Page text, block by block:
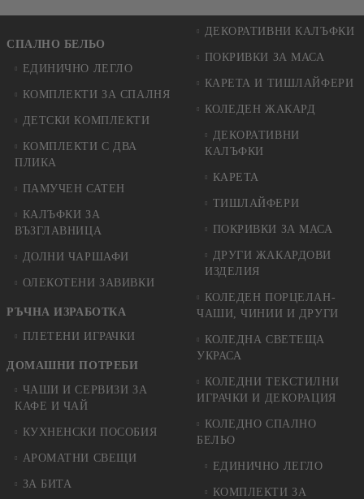
СПАЛНО БЕЛЬО
ЕДИНИЧНО ЛЕГЛО
КОМПЛЕКТИ ЗА СПАЛНЯ
ДЕТСКИ КОМПЛЕКТИ
КОМПЛЕКТИ С ДВА
ПЛИКА
ПАМУЧЕН САТЕН
КАЛЪФКИ ЗА
ВЪЗГЛАВНИЦА
ДОЛНИ ЧАРШАФИ
ОЛЕКОТЕНИ ЗАВИВКИ
РЪЧНА ИЗРАБОТКА
ПЛЕТЕНИ ИГРАЧКИ
ДОМАШНИ ПОТРЕБИ
ЧАШИ И СЕРВИЗИ ЗА
КАФЕ И ЧАЙ
КУХНЕНСКИ ПОСОБИЯ
АРОМАТНИ СВЕЩИ
ЗА БИТА
ДЕКОРАТИВНИ КАЛЪФКИ
ПОКРИВКИ ЗА МАСА
КАРЕТА И ТИШЛАЙФЕРИ
КОЛЕДЕН ЖАКАРД
ДЕКОРАТИВНИ
КАЛЪФКИ
КАРЕТА
ТИШЛАЙФЕРИ
ПОКРИВКИ ЗА МАСА
ДРУГИ ЖАКАРДОВИ
ИЗДЕЛИЯ
КОЛЕДЕН ПОРЦЕЛАН-
ЧАШИ, ЧИНИИ И ДРУГИ
КОЛЕДНА СВЕТЕЩА
УКРАСА
КОЛЕДНИ ТЕКСТИЛНИ
ИГРАЧКИ И ДЕКОРАЦИЯ
КОЛЕДНO СПАЛНO
БЕЛЬО
ЕДИНИЧНО ЛЕГЛО
КОМПЛЕКТИ ЗА